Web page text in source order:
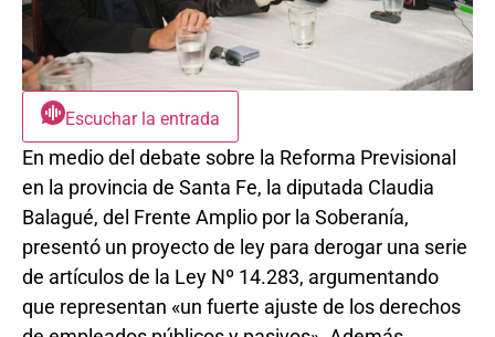
Escuchar la entrada
En medio del debate sobre la Reforma Previsional
en la provincia de Santa Fe, la diputada Claudia
Balagué, del Frente Amplio por la Soberanía,
presentó un proyecto de ley para derogar una serie
de artículos de la Ley Nº 14.283, argumentando
que representan «un fuerte ajuste de los derechos